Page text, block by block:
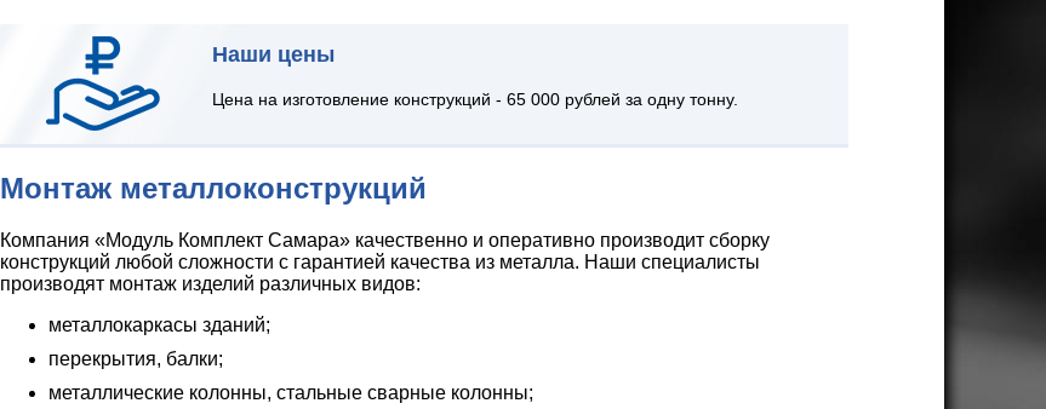
Наши цены
Цена на изготовление конструкций - 65 000 рублей за одну тонну.
Монтаж металлоконструкций
Компания «Модуль Комплект Самара» качественно и оперативно производит сборку
конструкций любой сложности с гарантией качества из металла. Наши специалисты
производят монтаж изделий различных видов:
металлокаркасы зданий;
перекрытия, балки;
металлические колонны, стальные сварные колонны;